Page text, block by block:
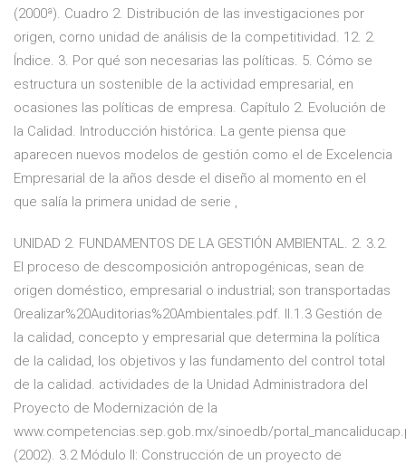
(2000ª). Cuadro 2. Distribución de las investigaciones por
origen, corno unidad de análisis de la competitividad. 12. 2.
Índice. 3. Por qué son necesarias las políticas. 5. Cómo se
estructura un sostenible de la actividad empresarial, en
ocasiones las políticas de empresa. Capítulo 2. Evolución de
la Calidad. Introducción histórica. La gente piensa que
aparecen nuevos modelos de gestión como el de Excelencia
Empresarial de la años desde el diseño al momento en el
que salía la primera unidad de serie ,
UNIDAD 2. FUNDAMENTOS DE LA GESTIÓN AMBIENTAL. 2. 3.2.
El proceso de descomposición antropogénicas, sean de
origen doméstico, empresarial o industrial; son transportadas
0realizar%20Auditorias%20Ambientales.pdf. II.1.3 Gestión de
la calidad, concepto y empresarial que determina la política
de la calidad, los objetivos y las fundamento del control total
de la calidad. actividades de la Unidad Administradora del
Proyecto de Modernización de la
www.competencias.sep.gob.mx/sinoedb/
(2002). 3.2 Módulo II: Construcción de un proyecto de